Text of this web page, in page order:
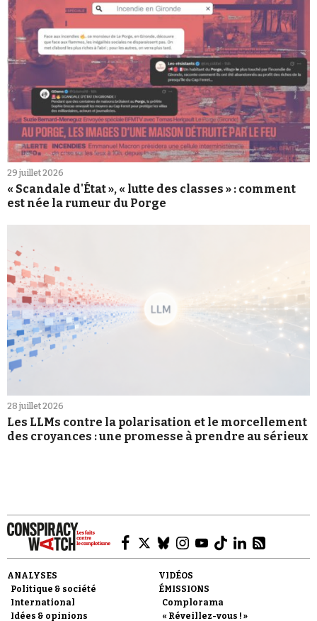
29 juillet 2026
« Scandale d'État », « lutte des classes » : comment
est née la rumeur du Porge
28 juillet 2026
Les LLMs contre la polarisation et le morcellement
des croyances : une promesse à prendre au sérieux
ANALYSES
Politique & société
International
Idées & opinions
VIDÉOS
ÉMISSIONS
Complorama
« Réveillez-vous ! »